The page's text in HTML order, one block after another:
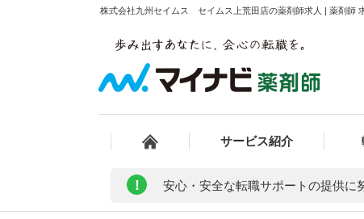
株式会社九州セイムス セイムス上荒田店の薬剤師求人 | 薬剤師
サービス紹介
! 安心・安全な転職サポートの提供に